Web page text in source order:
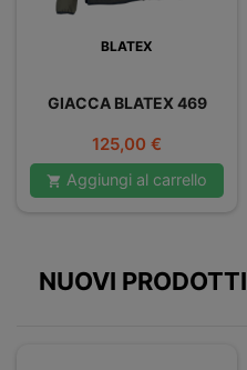
BLATEX
GIACCA BLATEX 469
Prezzo
125,00 €
 Aggiungi al carrello
NUOVI PRODOTTI